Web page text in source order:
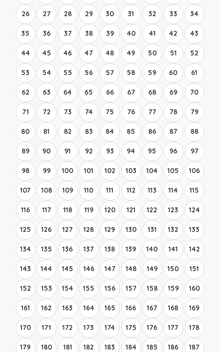
26 27 28 29 30 31 32 33 34
35 36 37 38 39 40 41 42 43
44 45 46 47 48 49 50 51 52
53 54 55 56 57 58 59 60 61
62 63 64 65 66 67 68 69 70
71 72 73 74 75 76 77 78 79
80 81 82 83 84 85 86 87 88
89 90 91 92 93 94 95 96 97
98 99 100 101 102 103 104 105 106
107 108 109 110 111 112 113 114 115
116 117 118 119 120 121 122 123 124
125 126 127 128 129 130 131 132 133
134 135 136 137 138 139 140 141 142
143 144 145 146 147 148 149 150 151
152 153 154 155 156 157 158 159 160
161 162 163 164 165 166 167 168 169
170 171 172 173 174 175 176 177 178
179 180 181 182 183 184 185 186 187